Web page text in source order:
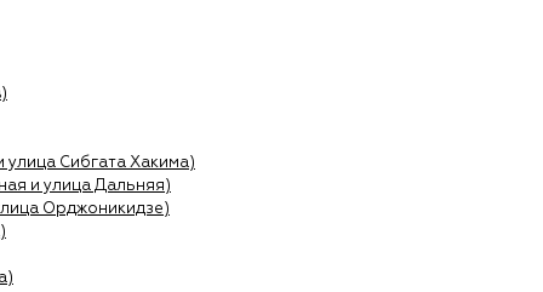
улица Сибгата Хакима)
и улица Дальняя)
Орджоникидзе)